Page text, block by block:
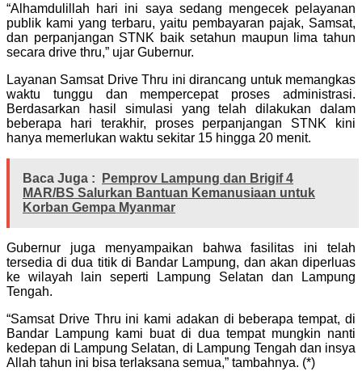
“Alhamdulillah hari ini saya sedang mengecek pelayanan
publik kami yang terbaru, yaitu pembayaran pajak, Samsat,
dan perpanjangan STNK baik setahun maupun lima tahun
secara drive thru,” ujar Gubernur.
Layanan Samsat Drive Thru ini dirancang untuk memangkas
waktu tunggu dan mempercepat proses administrasi.
Berdasarkan hasil simulasi yang telah dilakukan dalam
beberapa hari terakhir, proses perpanjangan STNK kini
hanya memerlukan waktu sekitar 15 hingga 20 menit.
Baca Juga :
Pemprov Lampung dan Brigif 4
MAR/BS Salurkan Bantuan Kemanusiaan untuk
Korban Gempa Myanmar
Gubernur juga menyampaikan bahwa fasilitas ini telah
tersedia di dua titik di Bandar Lampung, dan akan diperluas
ke wilayah lain seperti Lampung Selatan dan Lampung
Tengah.
“Samsat Drive Thru ini kami adakan di beberapa tempat, di
Bandar Lampung kami buat di dua tempat mungkin nanti
kedepan di Lampung Selatan, di Lampung Tengah dan insya
Allah tahun ini bisa terlaksana semua,” tambahnya. (*)